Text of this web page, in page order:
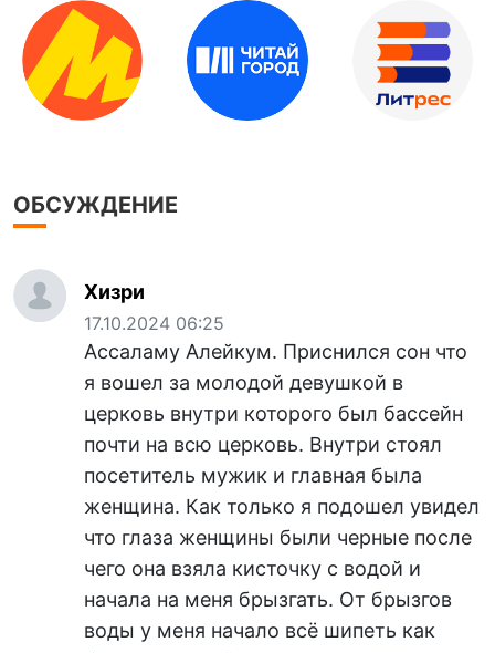
ОБСУЖДЕНИЕ
Хизри
17.10.2024 06:25
Ассаламу Алейкум. Приснился сон что
я вошел за молодой девушкой в
церковь внутри которого был бассейн
почти на всю церковь. Внутри стоял
посетитель мужик и главная была
женщина. Как только я подошел увидел
что глаза женщины были черные после
чего она взяла кисточку с водой и
начала на меня брызгать. От брызгов
воды у меня начало всё шипеть как